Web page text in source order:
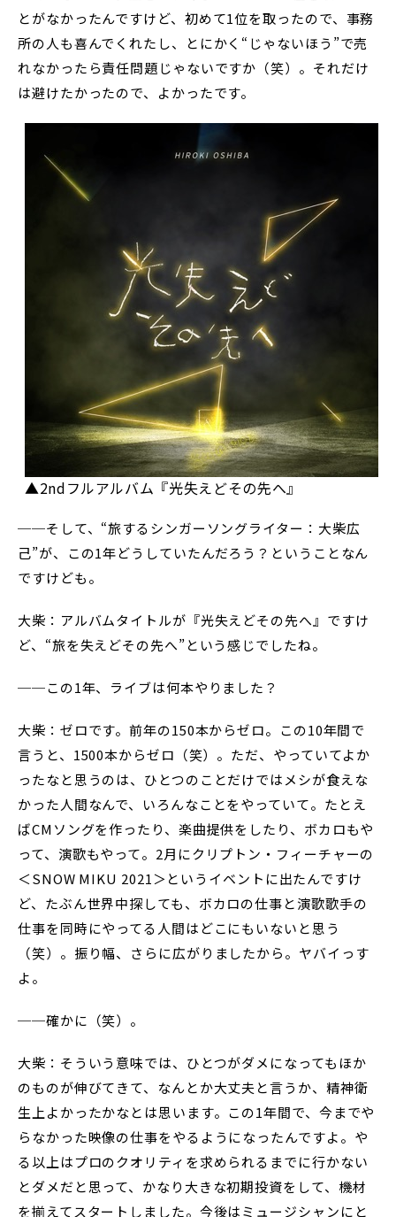
とがなかったんですけど、初めて1位を取ったので、事務
所の人も喜んでくれたし、とにかく“じゃないほう”で売
れなかったら責任問題じゃないですか（笑）。それだけ
は避けたかったので、よかったです。
▲2ndフルアルバム『光失えどその先へ』
──そして、“旅するシンガーソングライター：大柴広
己”が、この1年どうしていたんだろう？ということなん
ですけども。
大柴：アルバムタイトルが『光失えどその先へ』ですけ
ど、“旅を失えどその先へ”という感じでしたね。
──この1年、ライブは何本やりました？
大柴：ゼロです。前年の150本からゼロ。この10年間で
言うと、1500本からゼロ（笑）。ただ、やっていてよか
ったなと思うのは、ひとつのことだけではメシが食えな
かった人間なんで、いろんなことをやっていて。たとえ
ばCMソングを作ったり、楽曲提供をしたり、ボカロもや
って、演歌もやって。2月にクリプトン・フィーチャーの
＜SNOW MIKU 2021＞というイベントに出たんですけ
ど、たぶん世界中探しても、ボカロの仕事と演歌歌手の
仕事を同時にやってる人間はどこにもいないと思う
（笑）。振り幅、さらに広がりましたから。ヤバイっす
よ。
──確かに（笑）。
大柴：そういう意味では、ひとつがダメになってもほか
のものが伸びてきて、なんとか大丈夫と言うか、精神衛
生上よかったかなとは思います。この1年間で、今までや
らなかった映像の仕事をやるようになったんですよ。や
る以上はプロのクオリティを求められるまでに行かない
とダメだと思って、かなり大きな初期投資をして、機材
を揃えてスタートしました。今後はミュージシャンにと